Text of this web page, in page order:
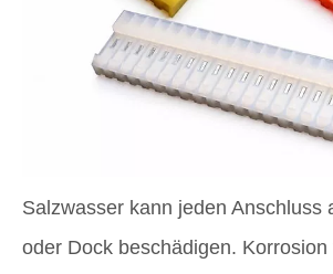
Salzwasser kann jeden Anschluss
oder Dock beschädigen.